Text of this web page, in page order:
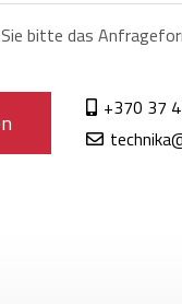
bitte das
+370 37